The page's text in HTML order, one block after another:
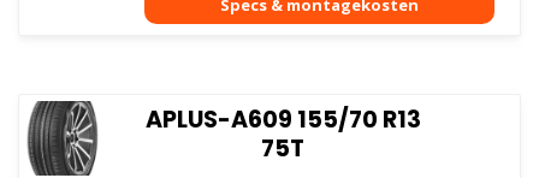
APLUS-A609 155/70 R13
75T